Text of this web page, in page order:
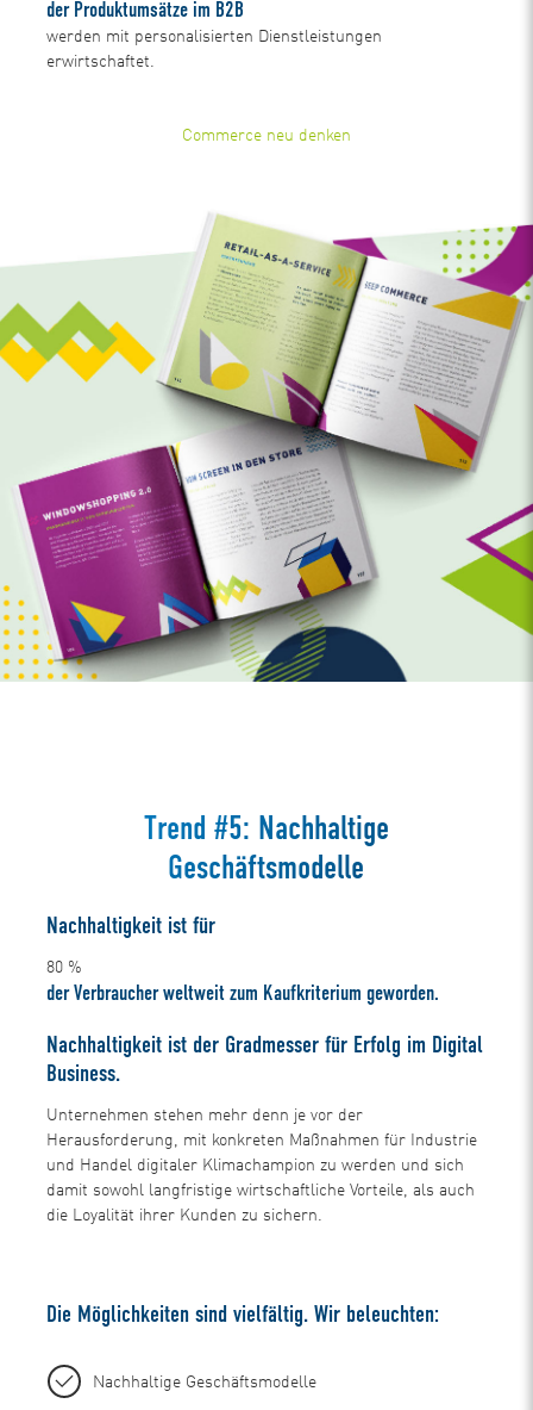
der Produktumsätze im B2B
werden mit personalisierten Dienstleistungen
erwirtschaftet.
Commerce neu denken
Trend #5: Nachhaltige
Geschäftsmodelle
Nachhaltigkeit ist für
80 %
der Verbraucher weltweit zum Kaufkriterium geworden.
Nachhaltigkeit ist der Gradmesser für Erfolg im Digital
Business.
Unternehmen stehen mehr denn je vor der
Herausforderung, mit konkreten Maßnahmen für Industrie
und Handel digitaler Klimachampion zu werden und sich
damit sowohl langfristige wirtschaftliche Vorteile, als auch
die Loyalität ihrer Kunden zu sichern.
Die Möglichkeiten sind vielfältig. Wir beleuchten:
Nachhaltige Geschäftsmodelle